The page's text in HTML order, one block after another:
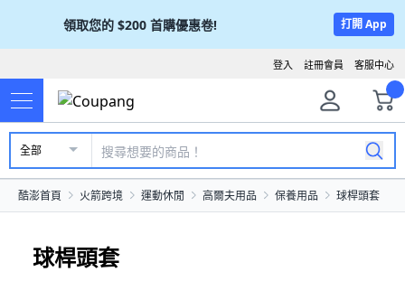
領取您的 $200 首購優惠卷! 打開 App
客服中心
註冊會員
登入
全部
酷澎首頁 火箭跨境 運動休閒 高爾夫用品 保養用品 球桿頭套
球桿頭套